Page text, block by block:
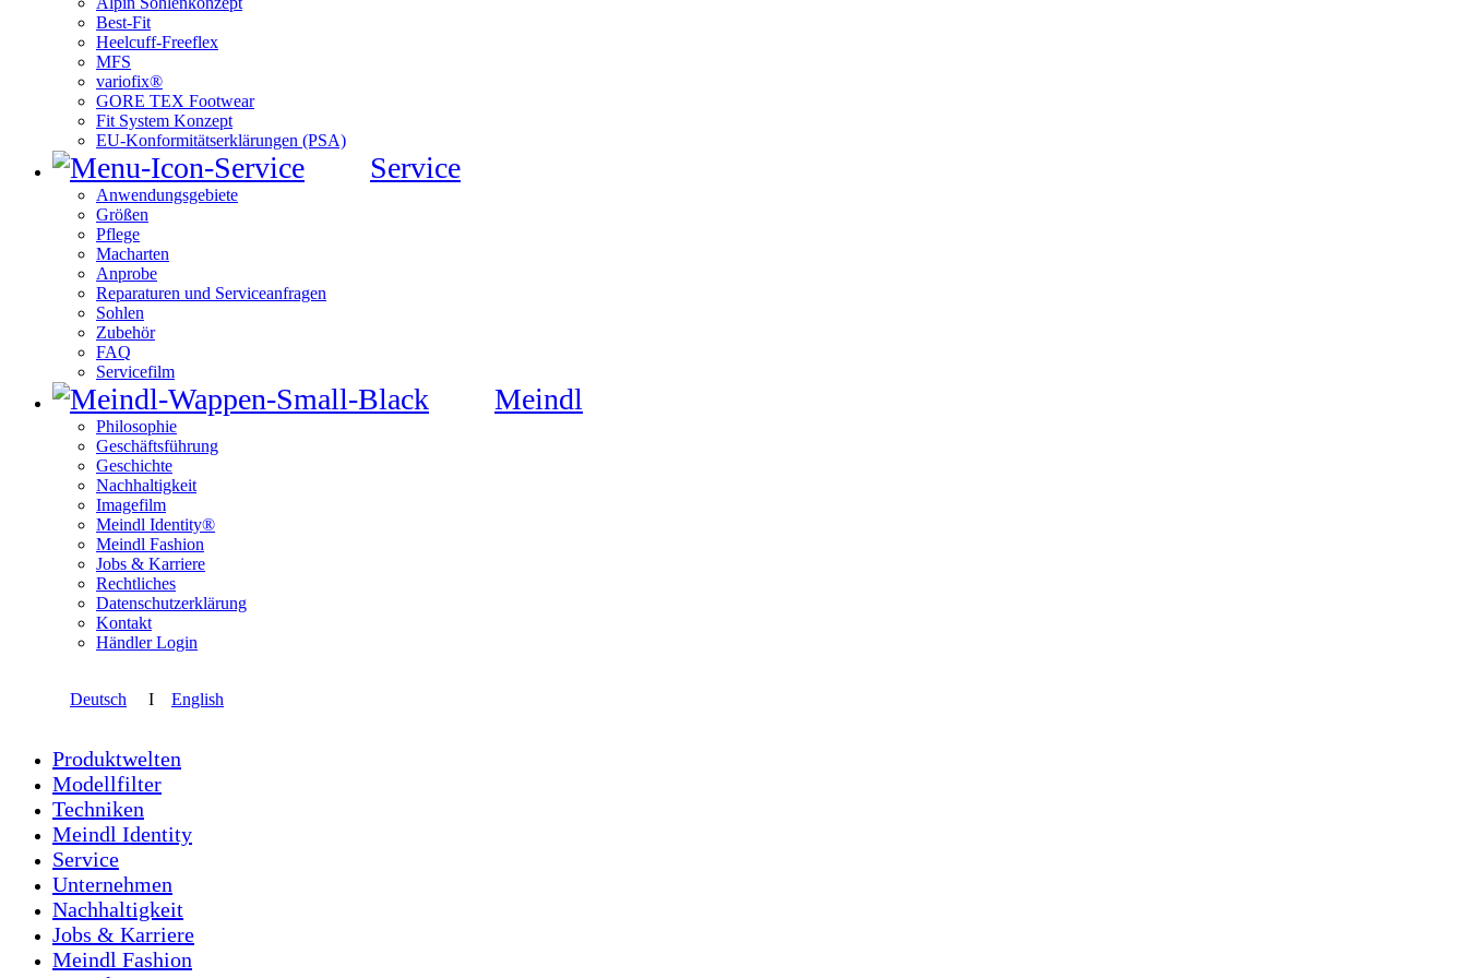
Best-Fit
Heelcuff-Freeflex
MFS
variofix®
GORE TEX Footwear
Fit System Konzept
EU-Konformitätserklärungen (PSA)
Service
Anwendungsgebiete
Größen
Pflege
Macharten
Anprobe
Reparaturen und Serviceanfragen
Sohlen
Zubehör
FAQ
Servicefilm
Meindl
Philosophie
Geschäftsführung
Geschichte
Nachhaltigkeit
Imagefilm
Meindl Identity®
Meindl Fashion
Jobs & Karriere
Rechtliches
Datenschutzerklärung
Kontakt
Händler Login
Deutsch I English
Produktwelten
Modellfilter
Techniken
Meindl Identity
Service
Unternehmen
Nachhaltigkeit
Jobs & Karriere
Meindl Fashion